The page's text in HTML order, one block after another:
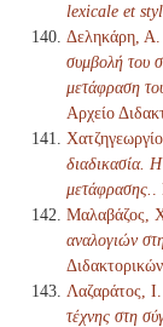
lexicale et
Δεληκάρη,
συμβολή του
μετάφραση
Αρχείο
διαδικασία.
μετάφρασης.
Μαλαβάζος,
αναλογιών
Λαζαράτος,
τέχνης στη